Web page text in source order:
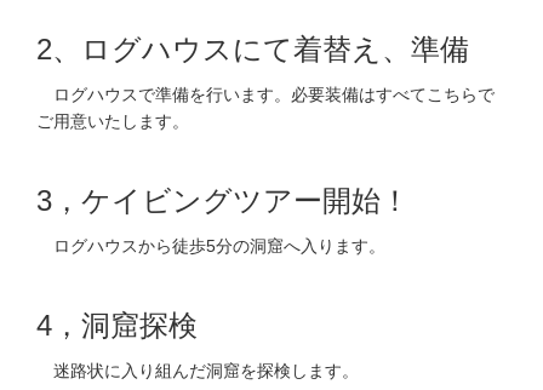
2、ログハウスにて着替え、準備
ログハウスで準備を行います。必要装備はすべてこちらで
ご用意いたします。
3，ケイビングツアー開始！
ログハウスから徒歩5分の洞窟へ入ります。
4，洞窟探検
迷路状に入り組んだ洞窟を探検します。